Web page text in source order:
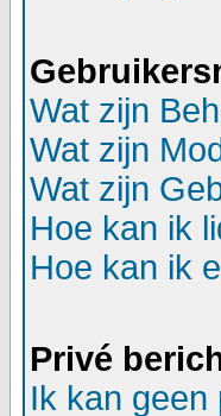
Wat zijn
Wat zijn
Wat zijn
Hoe kan ik
Hoe kan ik
Privé
Ik kan geen